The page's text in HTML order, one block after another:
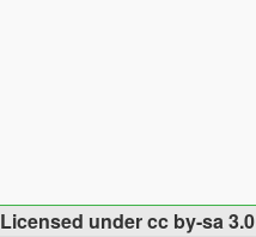
Licensed under cc by-sa 3.0